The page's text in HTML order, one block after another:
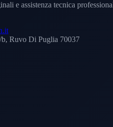
e assistenza tecnica
Ruvo Di Puglia 70037